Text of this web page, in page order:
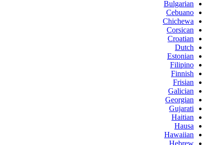
Bulgarian
Cebuano
Chichewa
Corsican
Croatian
Dutch
Estonian
Filipino
Finnish
Frisian
Galician
Georgian
Gujarati
Haitian
Hausa
Hawaiian